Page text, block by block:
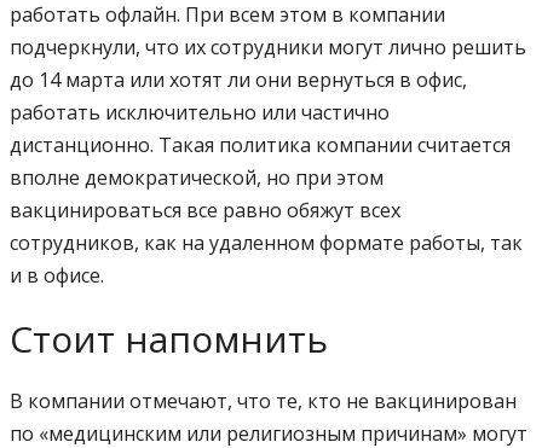
работать офлайн. При всем этом в компании
подчеркнули, что их сотрудники могут лично решить
до 14 марта или хотят ли они вернуться в офис,
работать исключительно или частично
дистанционно. Такая политика компании считается
вполне демократической, но при этом
вакцинироваться все равно обяжут всех
сотрудников, как на удаленном формате работы, так
и в офисе.
Стоит напомнить
В компании отмечают, что те, кто не вакцинирован
по «медицинским или религиозным причинам» могут